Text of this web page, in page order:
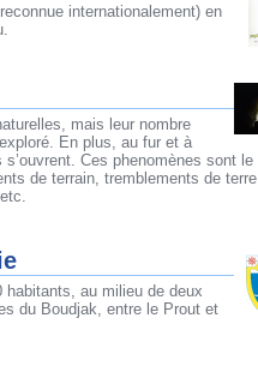
internationalement) en
mais leur nombre
En plus, au fur et à
Ces phenomènes sont le
de terrain, tremblements de terre,
habitants, au milieu de deux
du Boudjak, entre le Prout et